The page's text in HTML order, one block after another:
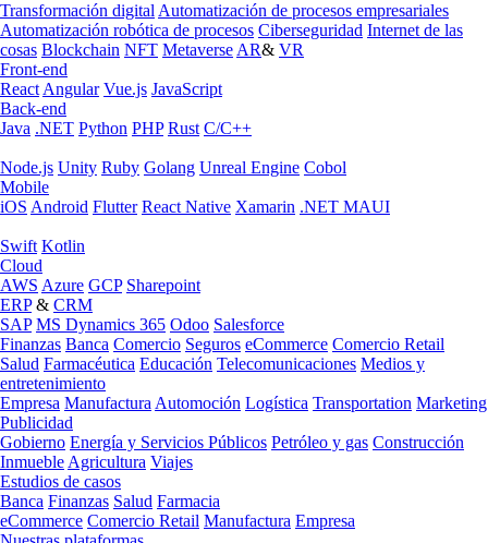
Transformación digital Automatización de procesos empresariales
Automatización robótica de procesos Ciberseguridad Internet de las
cosas Blockchain NFT Metaverse AR& VR
Front-end
React Angular Vue.js JavaScript
Back-end
Java .NET Python PHP Rust C/C++
Node.js Unity Ruby Golang Unreal Engine Cobol
Mobile
iOS Android Flutter React Native Xamarin .NET MAUI
Swift Kotlin
Cloud
AWS Azure GCP Sharepoint
ERP& CRM
SAP MS Dynamics 365 Odoo Salesforce
Finanzas Banca Comercio Seguros eCommerce Comercio Retail
Salud Farmacéutica Educación Telecomunicaciones Medios y
entretenimiento
Empresa Manufactura Automoción Logística Transportation Marketing
Publicidad
Gobierno Energía y Servicios Públicos Petróleo y gas Construcción
Inmueble Agricultura Viajes
Estudios de casos
Banca Finanzas Salud Farmacia
eCommerce Comercio Retail Manufactura Empresa